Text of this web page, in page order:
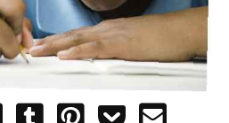
Share
Post
Pin
Add